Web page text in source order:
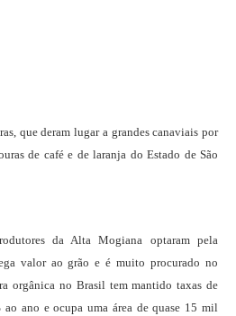
que deram lugar a grandes canaviais por
de café e de laranja do Estado de São
da Alta Mogiana optaram pela
valor ao grão e é muito procurado no
orgânica no Brasil tem mantido taxas de
ano e ocupa uma área de quase 15 mil